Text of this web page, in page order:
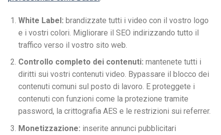
White Label: brandizzate tutti i video con il vostro logo
e i vostri colori. Migliorare il SEO indirizzando tutto il
traffico verso il vostro sito web.
Controllo completo dei contenuti: mantenete tutti i
diritti sui vostri contenuti video. Bypassare il blocco dei
contenuti comuni sul posto di lavoro. E proteggete i
contenuti con funzioni come la protezione tramite
password, la crittografia AES e le restrizioni sui referrer.
Monetizzazione: inserite annunci pubblicitari